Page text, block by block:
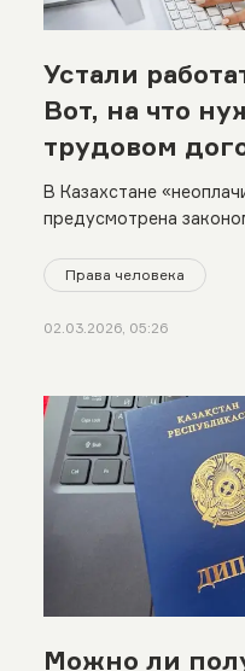
Устали
Вот, на что
трудовом
В Казахстане
предусмотрена
Права человека
02.03.2026, 05:26
Можно ли